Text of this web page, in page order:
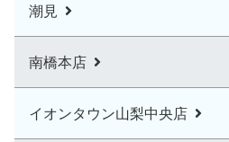
潮見
南橋本店
イオンタウン山梨中央店